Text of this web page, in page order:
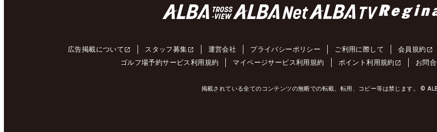
広告掲載について スタッフ募集 運営会社 プライバシーポリシー ご利用に際して 会員規約
ゴルフ場予約サービス利用規約
マイページサービス利用規約 ポイント利用規約 お問
掲載されている全てのコンテンツの無断での転載、転用、コピー等は禁じます。 ©